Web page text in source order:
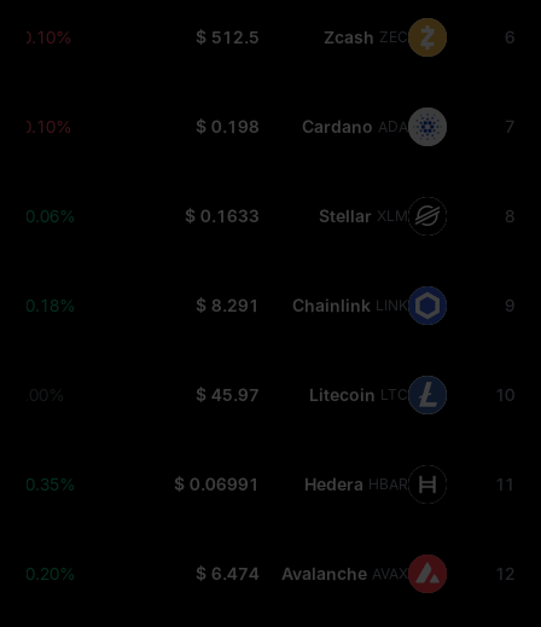
6
Zcash ZEC
$ 512.5
-0.10%
7
Cardano ADA
$ 0.198
-0.10%
8
Stellar XLM
$ 0.1633
+0.06%
9
Chainlink LINK
$ 8.291
+0.18%
10
Litecoin LTC
$ 45.97
0.00%
11
Hedera HBAR
$ 0.06991
+0.35%
12
Avalanche AVAX
$ 6.474
+0.20%